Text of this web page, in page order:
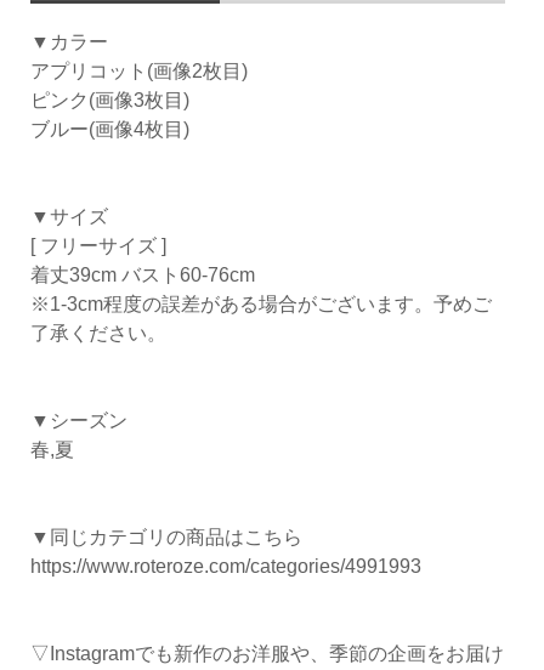
▼カラー
アプリコット(画像2枚目)
ピンク(画像3枚目)
ブルー(画像4枚目)
▼サイズ
[ フリーサイズ ]
着丈39cm バスト60-76cm
※1-3cm程度の誤差がある場合がございます。予めご
了承ください。
▼シーズン
春,夏
▼同じカテゴリの商品はこちら
https://www.roteroze.com/categories/4991993
▽Instagramでも新作のお洋服や、季節の企画をお届け